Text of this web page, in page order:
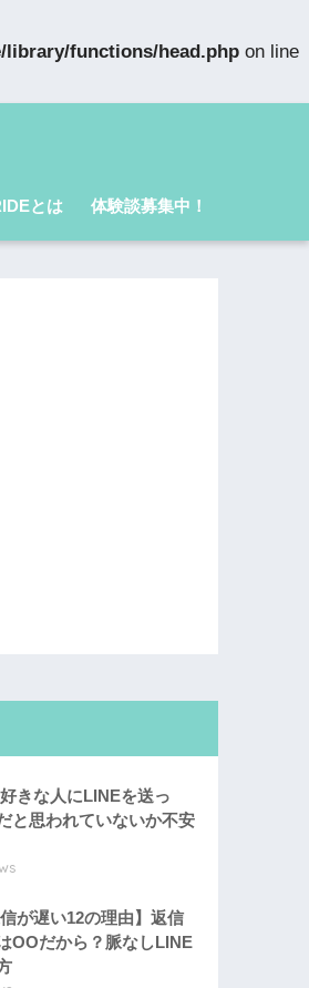
functions/head.php on line
とは 体験談募集中！
好きな人にLINEを送っ
と思われていないか不安
信が遅い12の理由】返信
OOだから？脈なしLINE